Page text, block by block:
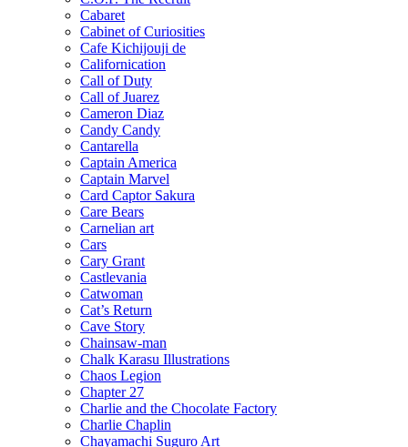
Cabaret
Cabinet of Curiosities
Cafe Kichijouji de
Californication
Call of Duty
Call of Juarez
Cameron Diaz
Candy Candy
Cantarella
Captain America
Captain Marvel
Card Captor Sakura
Care Bears
Carnelian art
Cars
Cary Grant
Castlevania
Catwoman
Cat’s Return
Cave Story
Chainsaw-man
Chalk Karasu Illustrations
Chaos Legion
Chapter 27
Charlie and the Chocolate Factory
Charlie Chaplin
Chayamachi Suguro Art